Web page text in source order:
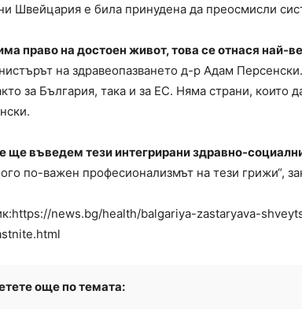
Швейцария е била принудена да преосмисли
право на достоен живот, това се отнася най-
на здравеопазването д-р Адам
за България, така и за ЕС. Няма страни, които
ще въведем тези интегрирани здравно-
по-важен професионализмът на тези грижи“,
news.bg/health/balgariya-zastaryava-
още по темата: